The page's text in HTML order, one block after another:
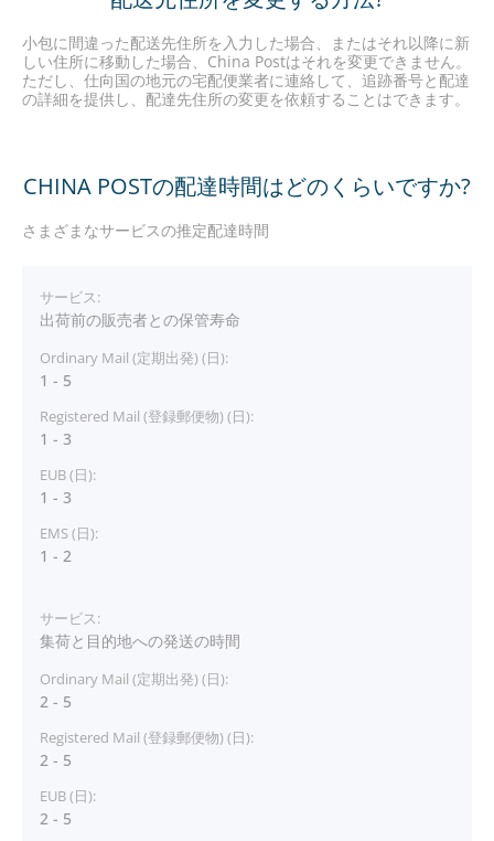
小包に間違った配送先住所を入力した場合、またはそれ以降に新
しい住所に移動した場合、China Postはそれを変更できません。
ただし、仕向国の地元の宅配便業者に連絡して、追跡番号と配達
の詳細を提供し、配達先住所の変更を依頼することはできます。
CHINA POSTの配達時間はどのくらいですか?
さまざまなサービスの推定配達時間
出荷前の販売者との保管寿命
1 - 5
1 - 3
1 - 3
1 - 2
集荷と目的地への発送の時間
2 - 5
2 - 5
2 - 5